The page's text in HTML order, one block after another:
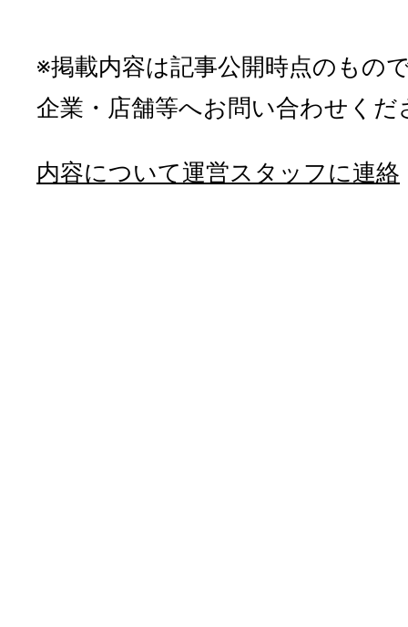
※掲載内容は記事公開時点のもの
企業・店舗等へお問い合わせくだ
内容について運営スタッフに連絡